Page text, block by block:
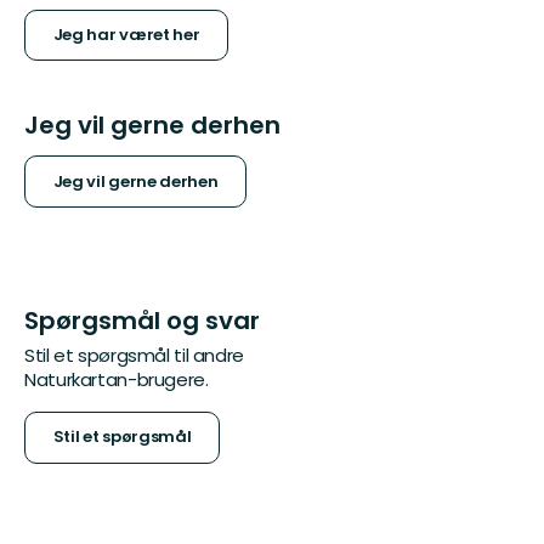
Jeg har været her
Jeg vil gerne derhen
Jeg vil gerne derhen
Spørgsmål og svar
Stil et spørgsmål til andre
Naturkartan-brugere.
Stil et spørgsmål